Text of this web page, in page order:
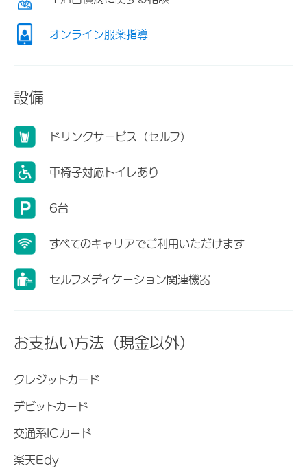
オンライン服薬指導
設備
ドリンクサービス（セルフ）
車椅子対応トイレあり
6台
すべてのキャリアでご利用いただけます
セルフメディケーション関連機器
お支払い方法（現金以外）
クレジットカード
デビットカード
交通系ICカード
楽天Edy